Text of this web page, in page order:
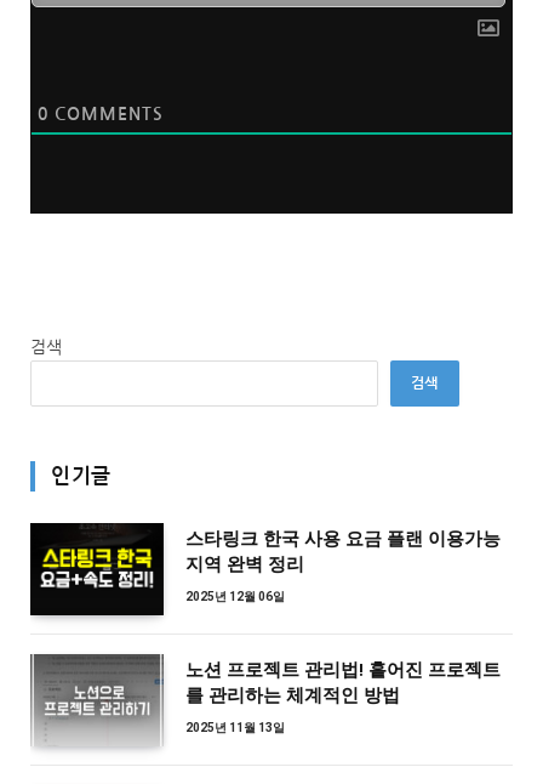
0 COMMENTS
검색
검색
인기글
스타링크 한국 사용 요금 플랜 이용가능
지역 완벽 정리
2025년 12월 06일
노션 프로젝트 관리법! 흩어진 프로젝트
를 관리하는 체계적인 방법
2025년 11월 13일